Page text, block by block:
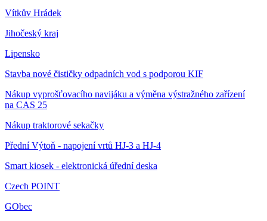
Vítkův Hrádek
Jihočeský kraj
Lipensko
Stavba nové čističky odpadních vod s podporou KIF
Nákup vyprošťovacího navijáku a výměna výstražného zařízení
na CAS 25
Nákup traktorové sekačky
Přední Výtoň - napojení vrtů HJ-3 a HJ-4
Smart kiosek - elektronická úřední deska
Czech POINT
GObec